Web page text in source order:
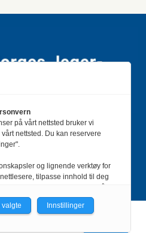
og eldste magasin for
195 000 månedlige
og utgis av Norges
Meld deg inn her
på vårt nettsted bruker vi
nettsted. Du kan reservere
og lignende verktøy for
tilpasse innhold til deg
til medlemmene i
valgte Innstillinger